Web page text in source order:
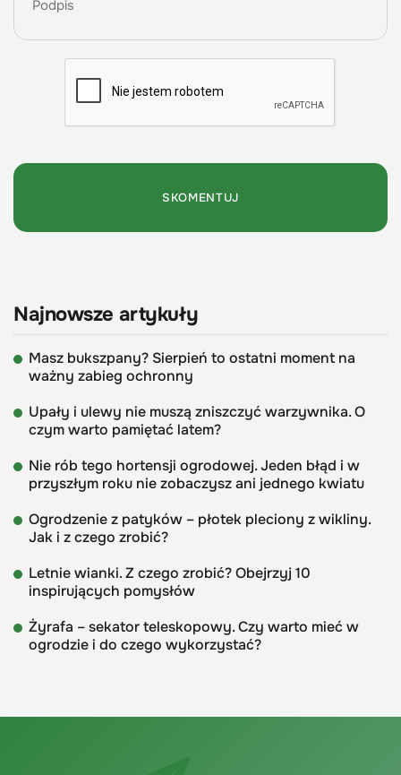
Najnowsze artykuły
Masz bukszpany? Sierpień to ostatni moment na
ważny zabieg ochronny
Upały i ulewy nie muszą zniszczyć warzywnika. O
czym warto pamiętać latem?
Nie rób tego hortensji ogrodowej. Jeden błąd i w
przyszłym roku nie zobaczysz ani jednego kwiatu
Ogrodzenie z patyków – płotek pleciony z wikliny.
Jak i z czego zrobić?
Letnie wianki. Z czego zrobić? Obejrzyj 10
inspirujących pomysłów
Żyrafa – sekator teleskopowy. Czy warto mieć w
ogrodzie i do czego wykorzystać?